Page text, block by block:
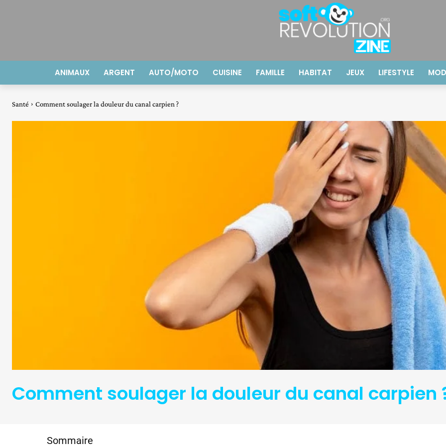
ANIMAUX ARGENT AUTO/MOTO CUISINE FAMILLE HABITAT JEUX LIFESTYLE
Santé Comment soulager la douleur du canal carpien ?
Comment soulager la douleur du canal carpien
Sommaire